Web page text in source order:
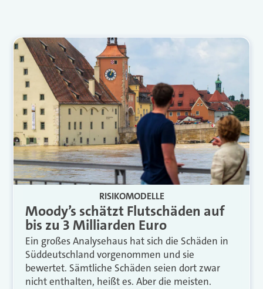
RISIKOMODELLE
Moody’s schätzt Flutschäden auf
bis zu 3 Milliarden Euro
Ein großes Analysehaus hat sich die Schäden in
Süddeutschland vorgenommen und sie
bewertet. Sämtliche Schäden seien dort zwar
nicht enthalten, heißt es. Aber die meisten.